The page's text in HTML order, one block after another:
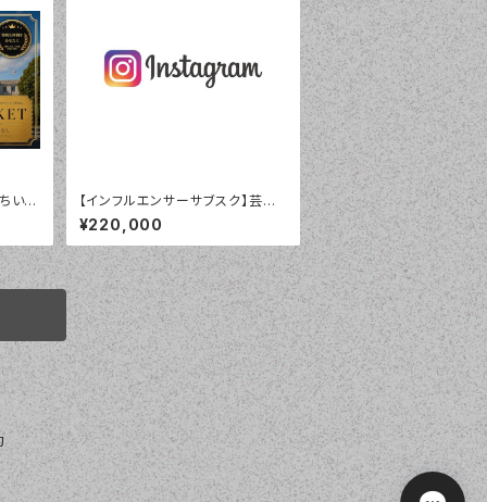
いコ
【インフルエンサーサブスク】芸能
広告サポートメンバーシップ
¥220,000